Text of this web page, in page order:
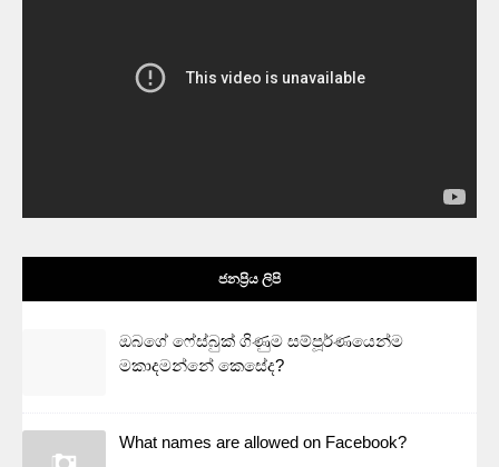
ජනප්‍රිය ලිපි
ඔබගේ ෆේස්බුක් ගිණුම සම්පූර්ණයෙන්ම
මකාදමන්නේ කෙසේද?
What names are allowed on Facebook?